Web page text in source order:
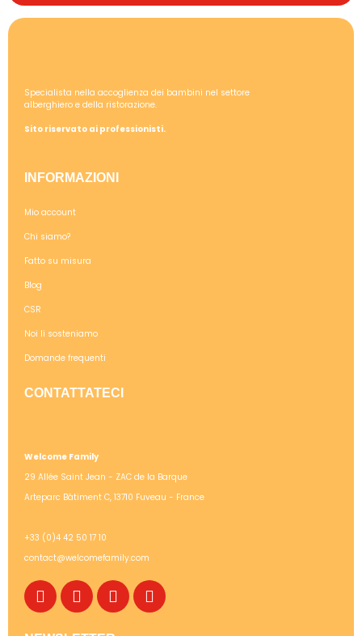
Specialista nella accoglienza dei bambini nel settore
alberghiero e della ristorazione.
Sito riservato ai professionisti.
INFORMAZIONI
Mio account
Chi siamo?
Fatto su misura
Blog
CSR
Noi li sosteniamo
Domande frequenti
CONTATTATECI
Welcome Family
29 Allée Saint Jean - ZAC de la Barque
Arteparc Bâtiment C, 13710 Fuveau - France
+33 (0)4 42 50 17 10
contact@welcomefamily.com